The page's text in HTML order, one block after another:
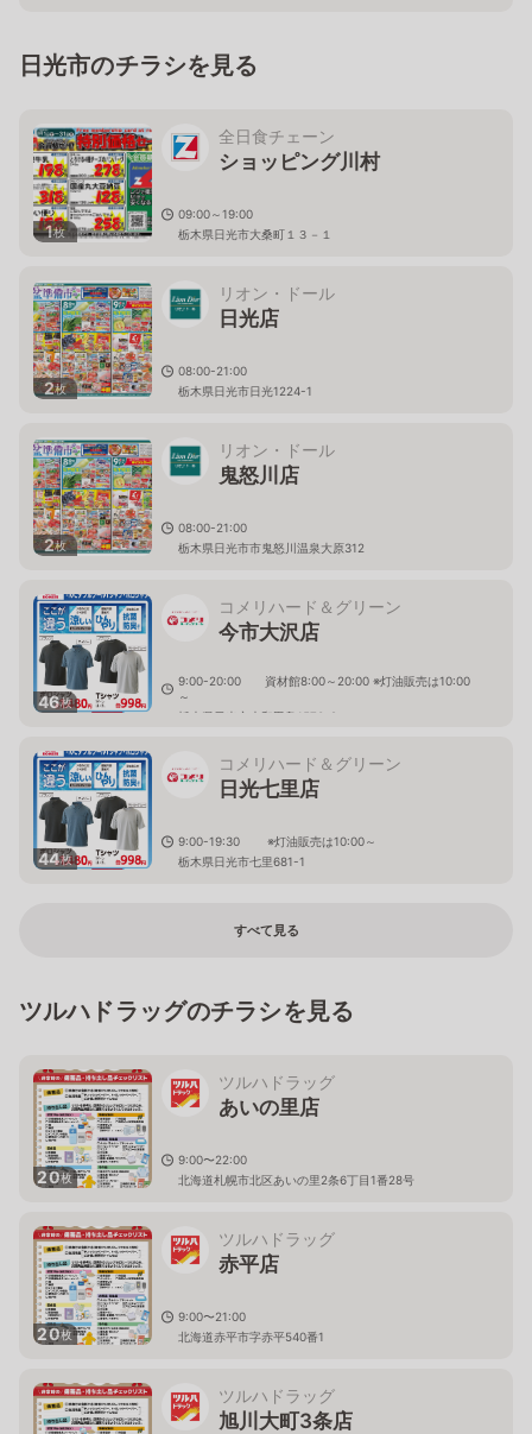
日光市のチラシを見る
1枚
全日食チェーン
ショッピング川村
09:00～19:00
栃木県日光市大桑町１３－１
2枚
リオン・ドール
日光店
08:00-21:00
栃木県日光市日光1224-1
2枚
リオン・ドール
鬼怒川店
08:00-21:00
栃木県日光市市鬼怒川温泉大原312
46枚
コメリハード＆グリーン
今市大沢店
9:00-20:00 資材館8:00～20:00 ※灯油販売は10:00
～
栃木県日光市木和田島1570-2
44枚
コメリハード＆グリーン
日光七里店
9:00-19:30 ※灯油販売は10:00～
栃木県日光市七里681-1
すべて見る
ツルハドラッグのチラシを見る
20枚
ツルハドラッグ
あいの里店
9:00〜22:00
北海道札幌市北区あいの里2条6丁目1番28号
20枚
ツルハドラッグ
赤平店
9:00〜21:00
北海道赤平市字赤平540番1
ツルハドラッグ
旭川大町3条店